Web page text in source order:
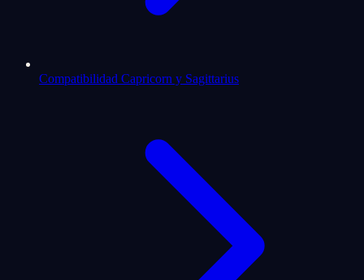
Compatibilidad Capricorn y Sagittarius